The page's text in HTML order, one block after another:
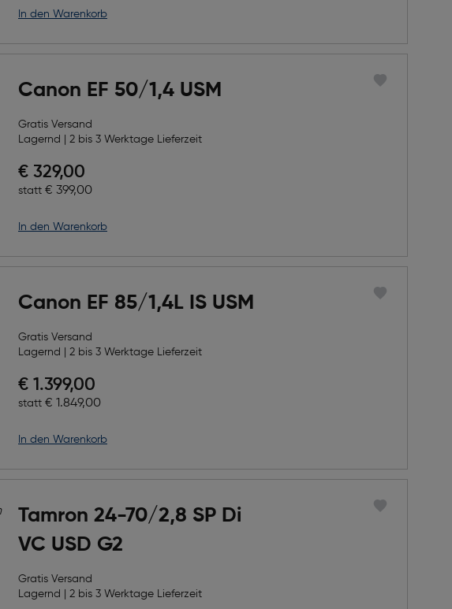
in den Warenkorb
Canon EF 50/1,4 USM
Gratis Versand
Lagernd | 2 bis 3 Werktage Lieferzeit
Preis nach Rabatts
€ 329,00
statt Ursprünglicher Preis
€ 399,00
in den Warenkorb
Canon EF 85/1,4L IS USM
Gratis Versand
Lagernd | 2 bis 3 Werktage Lieferzeit
Preis nach Rabatts
€ 1.399,00
statt Ursprünglicher Preis
€ 1.849,00
in den Warenkorb
Tamron 24-70/2,8 SP Di
VC USD G2
Gratis Versand
Lagernd | 2 bis 3 Werktage Lieferzeit